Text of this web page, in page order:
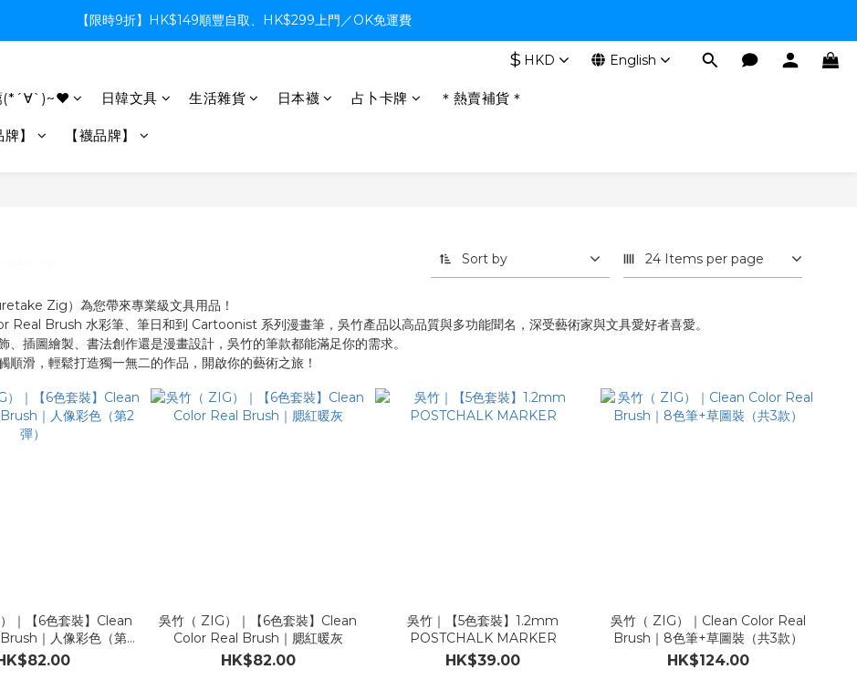
【限時9折】HK$149順豐自取、HK$299上門／OK免運費
【限時9折】HK$149順豐自取、HK$299上門／OK免運費
【限時9折】HK$149順豐自取、HK$299上門／OK免運費
$ HKD English
(*´∀`)~♥ 日韓文具 生活雜貨 日本襪 占卜卡牌 ＊熱賣補貨＊
】 【襪品牌】
Sort by 24 Items per page
Zig）為您帶來專業級文具用品！
Real Brush 水彩筆、筆日和到 Cartoonist 系列漫畫筆，吳竹產品以高品質與多功能聞名，深受藝術家與文具愛好者喜愛。
、插圖繪製、書法創作還是漫畫設計，吳竹的筆款都能滿足你的需求。
順滑，輕鬆打造獨一無二的作品，開啟你的藝術之旅！
｜【6色套裝】Clean
｜人像彩色（第2
彈）
吳竹（ ZIG）｜【6色套裝】Clean
Color Real Brush｜腮紅暖灰
HK$82.00
吳竹｜【5色套裝】1.2mm
POSTCHALK MARKER
HK$39.00
吳竹（ ZIG）｜Clean Color Real
Brush｜8色筆+草圖裝（共3款）
HK$124.00